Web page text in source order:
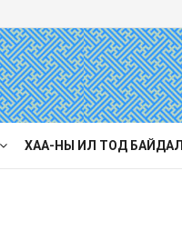
ХАА-НЫ ИЛ ТОД БАЙДАЛ